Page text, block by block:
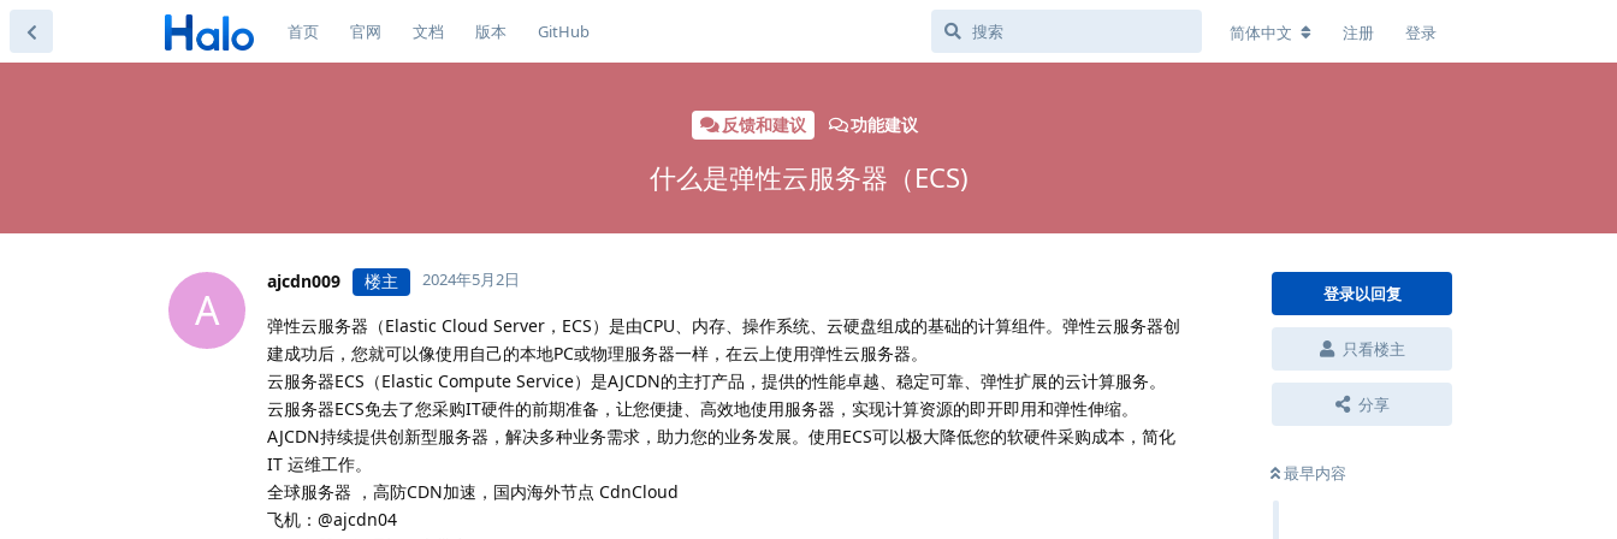
首页 官网 文档 版本 GitHub 简体中文 注册 登录
反馈和建议 功能建议
什么是弹性云服务器（ECS)
登录以回复
只看楼主
分享
最早内容
A
ajcdn009 楼主 2024年5月2日
弹性云服务器（Elastic Cloud Server，ECS）是由CPU、内存、操作系统、云硬盘组成的基础的计算组件。弹性云服务器创
建成功后，您就可以像使用自己的本地PC或物理服务器一样，在云上使用弹性云服务器。
云服务器ECS（Elastic Compute Service）是AJCDN的主打产品，提供的性能卓越、稳定可靠、弹性扩展的云计算服务。
云服务器ECS免去了您采购IT硬件的前期准备，让您便捷、高效地使用服务器，实现计算资源的即开即用和弹性伸缩。
AJCDN持续提供创新型服务器，解决多种业务需求，助力您的业务发展。使用ECS可以极大降低您的软硬件采购成本，简化
IT 运维工作。
全球服务器 ，高防CDN加速，国内海外节点 CdnCloud
飞机：@ajcdn04